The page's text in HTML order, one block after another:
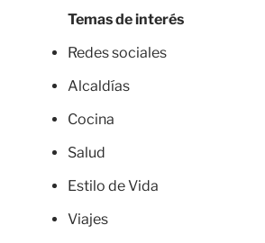
Temas de interés
Redes sociales
Alcaldías
Cocina
Salud
Estilo de Vida
Viajes